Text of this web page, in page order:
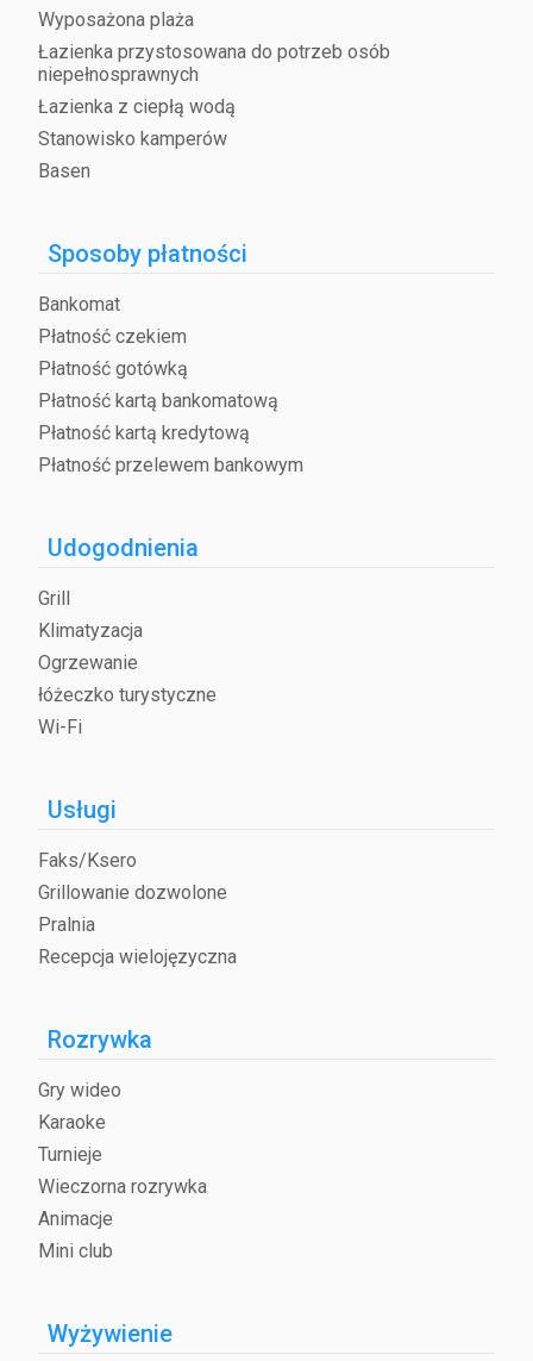
Wyposażona plaża
Łazienka przystosowana do potrzeb osób
niepełnosprawnych
Łazienka z ciepłą wodą
Stanowisko kamperów
Basen
Sposoby płatności
Bankomat
Płatność czekiem
Płatność gotówką
Płatność kartą bankomatową
Płatność kartą kredytową
Płatność przelewem bankowym
Udogodnienia
Grill
Klimatyzacja
Ogrzewanie
łóżeczko turystyczne
Wi-Fi
Usługi
Faks/Ksero
Grillowanie dozwolone
Pralnia
Recepcja wielojęzyczna
Rozrywka
Gry wideo
Karaoke
Turnieje
Wieczorna rozrywka
Animacje
Mini club
Wyżywienie